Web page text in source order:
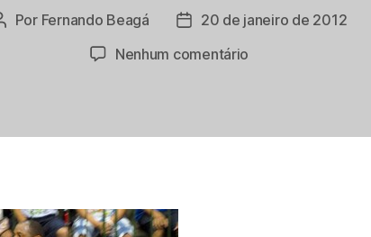
Por Fernando Beagá
Data
publicação
20 de janeiro de 2012
Nenhum comentário